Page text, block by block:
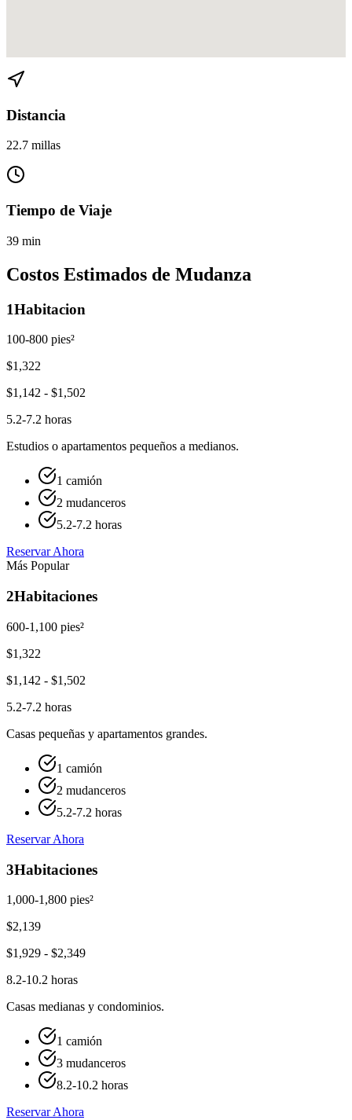
Distancia
22.7 millas
Tiempo de Viaje
39 min
Costos Estimados de Mudanza
1Habitacion
100-800 pies²
$1,322
$1,142 - $1,502
5.2-7.2 horas
Estudios o apartamentos pequeños a medianos.
1 camión
2 mudanceros
5.2-7.2 horas
Reservar Ahora
Más Popular
2Habitaciones
600-1,100 pies²
$1,322
$1,142 - $1,502
5.2-7.2 horas
Casas pequeñas y apartamentos grandes.
1 camión
2 mudanceros
5.2-7.2 horas
Reservar Ahora
3Habitaciones
1,000-1,800 pies²
$2,139
$1,929 - $2,349
8.2-10.2 horas
Casas medianas y condominios.
1 camión
3 mudanceros
8.2-10.2 horas
Reservar Ahora